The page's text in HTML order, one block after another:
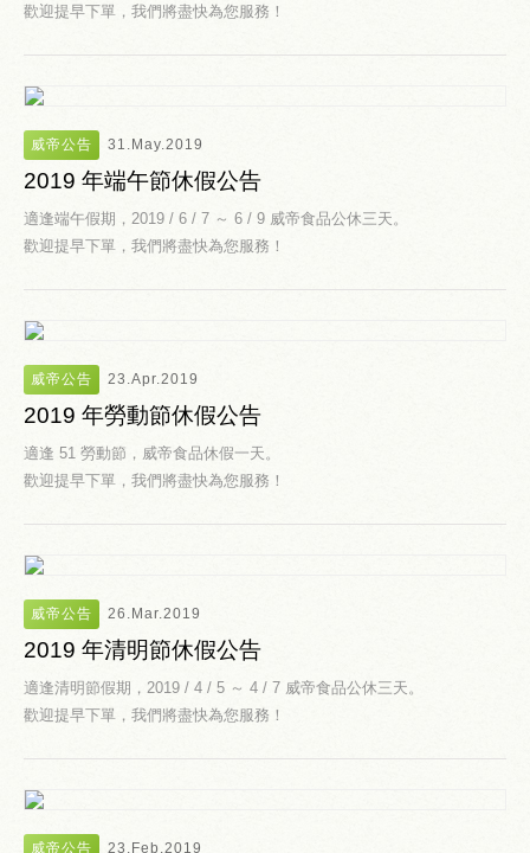
歡迎提早下單，我們將盡快為您服務！
威帝公告 31.May.2019
2019 年端午節休假公告
適逢端午假期，2019 / 6 / 7 ～ 6 / 9 威帝食品公休三天。
歡迎提早下單，我們將盡快為您服務！
威帝公告 23.Apr.2019
2019 年勞動節休假公告
適逢 51 勞動節，威帝食品休假一天。
歡迎提早下單，我們將盡快為您服務！
威帝公告 26.Mar.2019
2019 年清明節休假公告
適逢清明節假期，2019 / 4 / 5 ～ 4 / 7 威帝食品公休三天。
歡迎提早下單，我們將盡快為您服務！
威帝公告 23.Feb.2019